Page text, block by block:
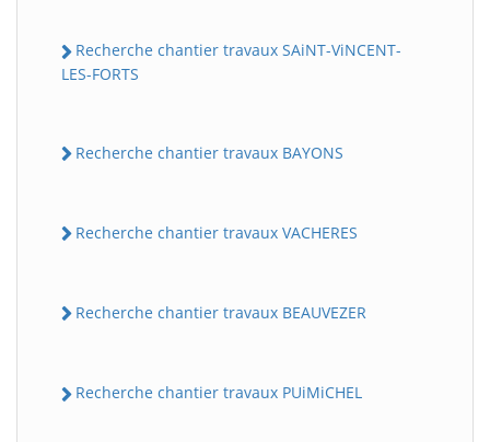
Recherche chantier travaux SAiNT-ViNCENT-
LES-FORTS
Recherche chantier travaux BAYONS
Recherche chantier travaux VACHERES
Recherche chantier travaux BEAUVEZER
Recherche chantier travaux PUiMiCHEL